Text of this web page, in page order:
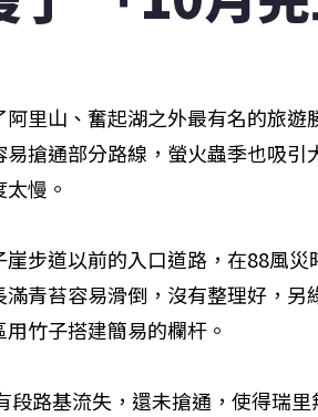
里山、奮起湖之外最有名的旅
搶通部分路線，螢火蟲季也吸
慢。
步道以前的入口道路，在88風
青苔容易滑倒，沒有整理好，
竹子搭建簡易的欄杆。
段路基流失，還未搶通，使得瑞